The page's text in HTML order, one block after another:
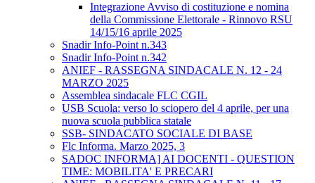
Integrazione Avviso di costituzione e nomina
della Commissione Elettorale - Rinnovo RSU
14/15/16 aprile 2025
Snadir Info-Point n.343
Snadir Info-Point n.342
ANIEF - RASSEGNA SINDACALE N. 12 - 24
MARZO 2025
Assemblea sindacale FLC CGIL
USB Scuola: verso lo sciopero del 4 aprile, per una
nuova scuola pubblica statale
SSB- SINDACATO SOCIALE DI BASE
Flc Informa. Marzo 2025, 3
SADOC INFORMA] AI DOCENTI - QUESTION
TIME: MOBILITA' E PRECARI